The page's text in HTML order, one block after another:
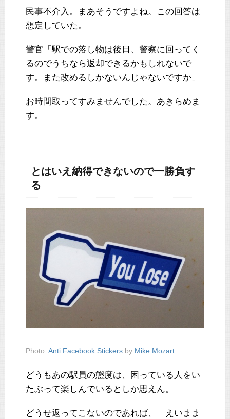
民事不介入。まあそうですよね。この回答は
想定していた。
警官「駅での落し物は後日、警察に回ってく
るのでうちなら返却できるかもしれないで
す。また改めるしかないんじゃないですか」
お時間取ってすみませんでした。あきらめま
す。
とはいえ納得できないので一勝負す
る
Photo: Anti Facebook Stickers by Mike Mozart
どうもあの駅員の態度は、困っている人をい
たぶって楽しんでいるとしか思えん。
どうせ返ってこないのであれば、「えいまま